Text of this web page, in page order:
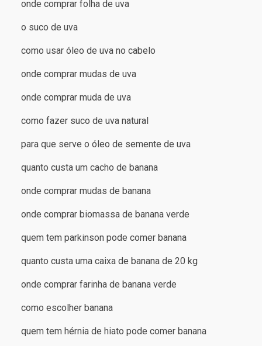
onde comprar folha de uva
o suco de uva
como usar óleo de uva no cabelo
onde comprar mudas de uva
onde comprar muda de uva
como fazer suco de uva natural
para que serve o óleo de semente de uva
quanto custa um cacho de banana
onde comprar mudas de banana
onde comprar biomassa de banana verde
quem tem parkinson pode comer banana
quanto custa uma caixa de banana de 20 kg
onde comprar farinha de banana verde
como escolher banana
quem tem hérnia de hiato pode comer banana